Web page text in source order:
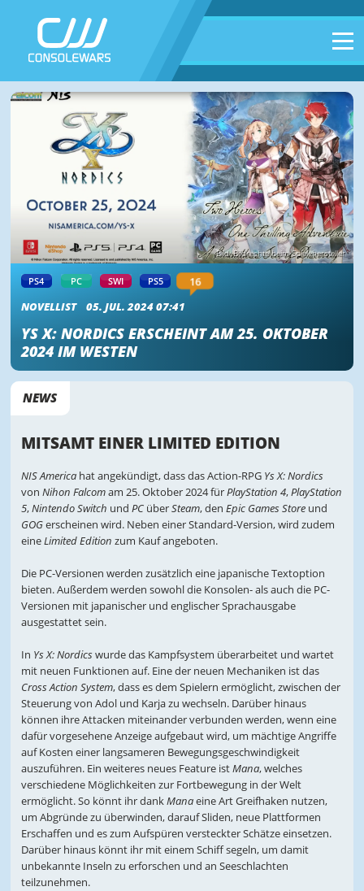
Bild: Bildrechte beim Spielehersteller
PS4 PC SWI PS5 16
NOVELLIST 05. JUL. 2024 07:41
YS X: NORDICS ERSCHEINT AM 25. OKTOBER
2024 IM WESTEN
NEWS
MITSAMT EINER LIMITED EDITION
NIS Americahat angekündigt, dass das Action-RPG Ys X: Nordics
von Nihon Falcomam 25. Oktober 2024 fürPlayStation 4,PlayStation
5,Nintendo Switch und PC überSteam, den Epic Games Storeund
GOGerscheinen wird. Neben einer Standard-Version, wird zudem
eineLimited Edition zum Kauf angeboten.
Die PC-Versionen werden zusätzlich eine japanische Textoption
bieten. Außerdem werden sowohl die Konsolen- als auch die PC-
Versionen mit japanischer und englischer Sprachausgabe
ausgestattet sein.
In Ys X: Nordicswurde das Kampfsystem überarbeitet und wartet
mit neuen Funktionen auf. Eine der neuen Mechaniken ist das
Cross Action System, dass es dem Spielern ermöglicht, zwischen der
Steuerung von Adol und Karja zu wechseln. Darüber hinaus
können ihre Attacken miteinander verbunden werden, wenn eine
dafür vorgesehene Anzeige aufgebaut wird, um mächtige Angriffe
auf Kosten einer langsameren Bewegungsgeschwindigkeit
auszuführen. Ein weiteres neues Feature istMana, welches
verschiedene Möglichkeiten zur Fortbewegung in der Welt
ermöglicht. So könnt ihr dankManaeine Art Greifhaken nutzen,
um Abgründe zu überwinden, darauf Sliden, neue Plattformen
Erschaffen und es zum Aufspüren versteckter Schätze einsetzen.
Darüber hinaus könnt ihr mit einem Schiff segeln, um damit
unbekannte Inseln zu erforschen und an Seeschlachten
teilzunehmen.